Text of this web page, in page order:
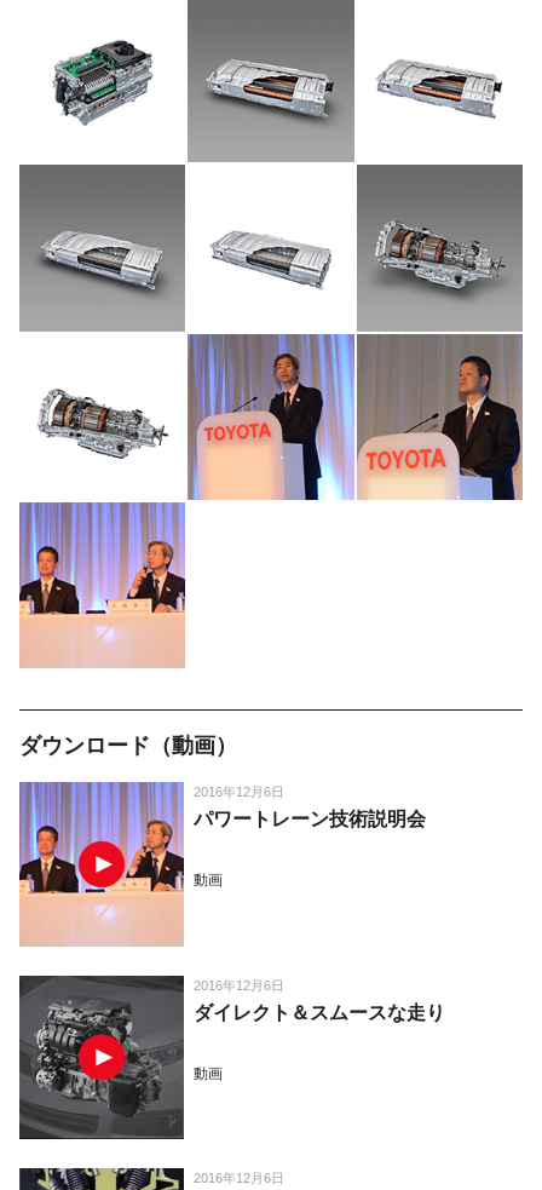
ダウンロード（動画）
2016年12月6日
パワートレーン技術説明会
動画
2016年12月6日
ダイレクト＆スムースな走り
動画
2016年12月6日